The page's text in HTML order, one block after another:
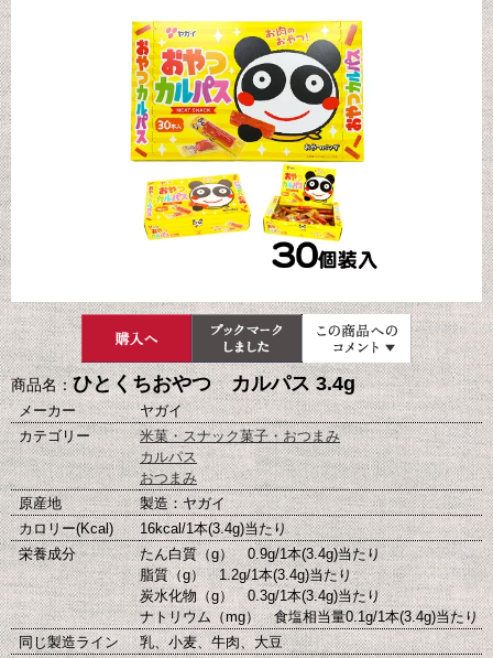
商品名：ひとくちおやつ カルパス 3.4g
メーカー
ヤガイ
カテゴリー
米菓・スナック菓子・おつまみ
カルパス
おつまみ
原産地
製造：ヤガイ
カロリー(Kcal)
16kcal/1本(3.4g)当たり
栄養成分
たん白質（g） 0.9g/1本(3.4g)当たり
脂質（g） 1.2g/1本(3.4g)当たり
炭水化物（g） 0.3g/1本(3.4g)当たり
ナトリウム（mg） 食塩相当量0.1g/1本(3.4g)当たり
同じ製造ライン
乳、小麦、牛肉、大豆